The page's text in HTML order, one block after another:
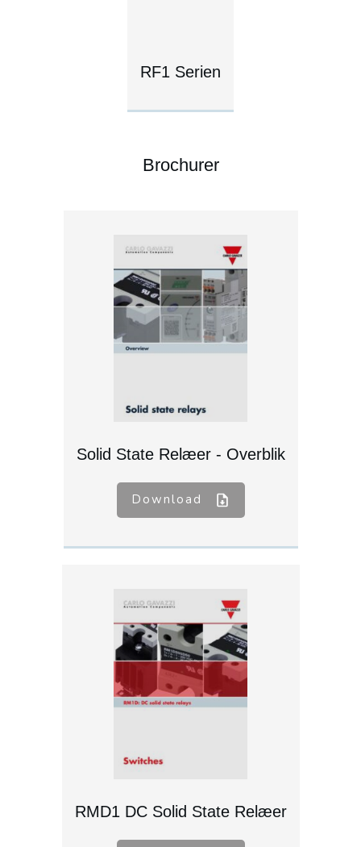
RF1 Serien
Brochurer
Solid State Relæer - Overblik
Download
RMD1 DC Solid State Relæer